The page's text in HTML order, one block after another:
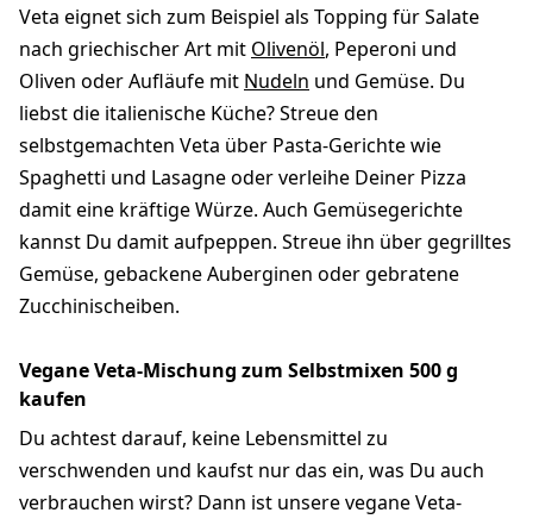
Veta eignet sich zum Beispiel als Topping für Salate
nach griechischer Art mit Olivenöl, Peperoni und
Oliven oder Aufläufe mit Nudeln und Gemüse. Du
liebst die italienische Küche? Streue den
selbstgemachten Veta über Pasta-Gerichte wie
Spaghetti und Lasagne oder verleihe Deiner Pizza
damit eine kräftige Würze. Auch Gemüsegerichte
kannst Du damit aufpeppen. Streue ihn über gegrilltes
Gemüse, gebackene Auberginen oder gebratene
Zucchinischeiben.
Vegane Veta-Mischung zum Selbstmixen 500 g
kaufen
Du achtest darauf, keine Lebensmittel zu
verschwenden und kaufst nur das ein, was Du auch
verbrauchen wirst? Dann ist unsere vegane Veta-